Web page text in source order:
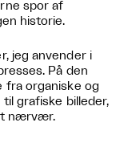
spor af
historie.
jeg anvender i
På den
fra organiske og
grafiske billeder,
nærvær.